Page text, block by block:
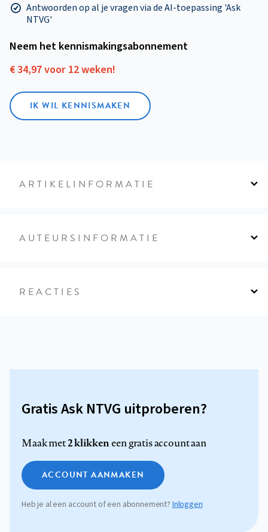
Antwoorden op al je vragen via de AI-toepassing 'Ask
NTVG'
Neem het kennismakings­abonnement
€ 34,97 voor 12 weken!
IK WIL KENNISMAKEN
ARTIKELINFORMATIE
AUTEURSINFORMATIE
REACTIES
Gratis Ask NTVG uitproberen?
Maak met2 klikkeneen gratis account aan
ACCOUNT AANMAKEN
Heb je al een account of een abonnement? Inloggen